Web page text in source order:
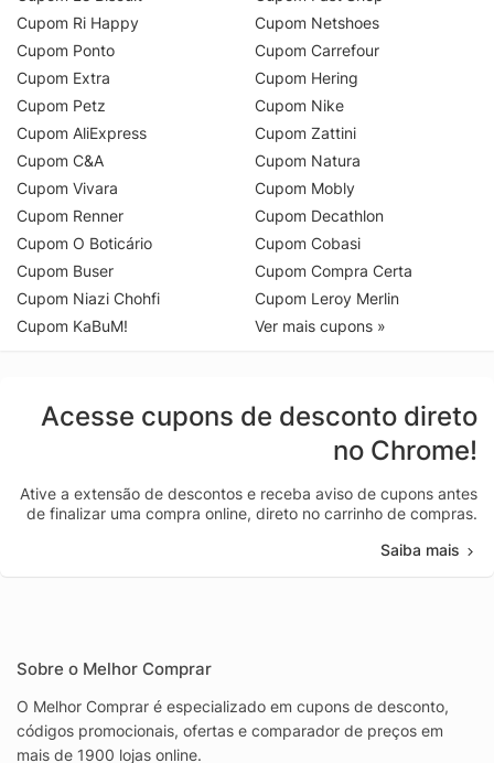
Cupom Ri Happy
Cupom Ponto
Cupom Extra
Cupom Petz
Cupom AliExpress
Cupom C&A
Cupom Vivara
Cupom Renner
Cupom O Boticário
Cupom Buser
Cupom Niazi Chohfi
Cupom KaBuM!
Cupom Netshoes
Cupom Carrefour
Cupom Hering
Cupom Nike
Cupom Zattini
Cupom Natura
Cupom Mobly
Cupom Decathlon
Cupom Cobasi
Cupom Compra Certa
Cupom Leroy Merlin
Ver mais cupons »
Acesse cupons de desconto direto
no Chrome!
Ative a extensão de descontos e receba aviso de cupons antes
de finalizar uma compra online, direto no carrinho de compras.
Saiba mais
Sobre o Melhor Comprar
O Melhor Comprar é especializado em cupons de desconto,
códigos promocionais, ofertas e comparador de preços em
mais de 1900 lojas online.